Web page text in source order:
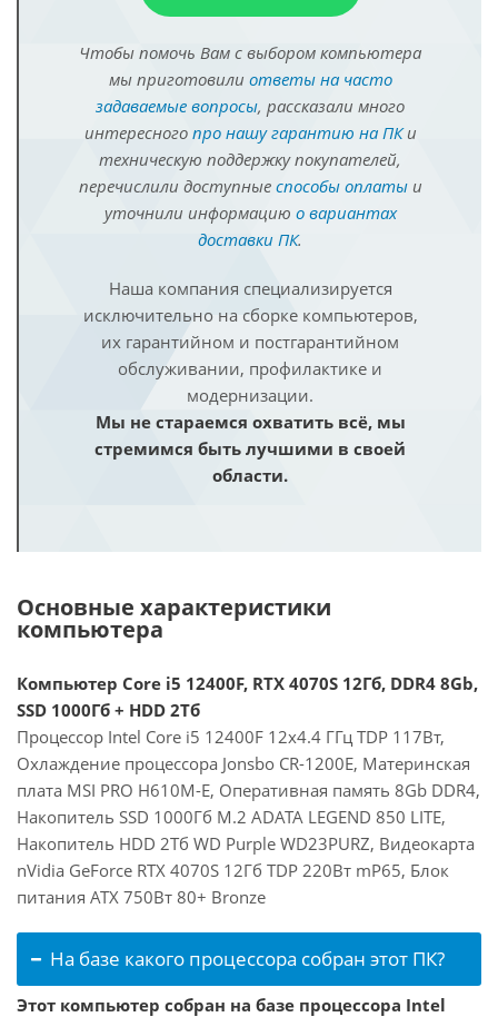
Чтобы помочь Вам с выбором компьютера
мы приготовили ответы на часто
задаваемые вопросы, рассказали много
интересного про нашу гарантию на ПКи
техническую поддержку покупателей,
перечислили доступные способы оплатыи
уточнили информацию о вариантах
доставки ПК.
Наша компания специализируется
исключительно на сборке компьютеров,
их гарантийном и постгарантийном
обслуживании, профилактике и
модернизации.
Мы не стараемся охватить всё, мы
стремимся быть лучшими в своей
области.
Основные характеристики
компьютера
Компьютер Core i5 12400F, RTX 4070S 12Гб, DDR4 8Gb,
SSD 1000Гб + HDD 2Тб
Процессор Intel Core i5 12400F 12x4.4 ГГц TDP 117Вт,
Охлаждение процессора Jonsbo CR-1200E, Материнская
плата MSI PRO H610M-E, Оперативная память 8Gb DDR4,
Накопитель SSD 1000Гб M.2 ADATA LEGEND 850 LITE,
Накопитель HDD 2Тб WD Purple WD23PURZ, Видеокарта
nVidia GeForce RTX 4070S 12Гб TDP 220Вт mP65, Блок
питания ATX 750Вт 80+ Bronze
На базе какого процессора собран этот ПК?
Этот компьютер собран на базе процессора Intel